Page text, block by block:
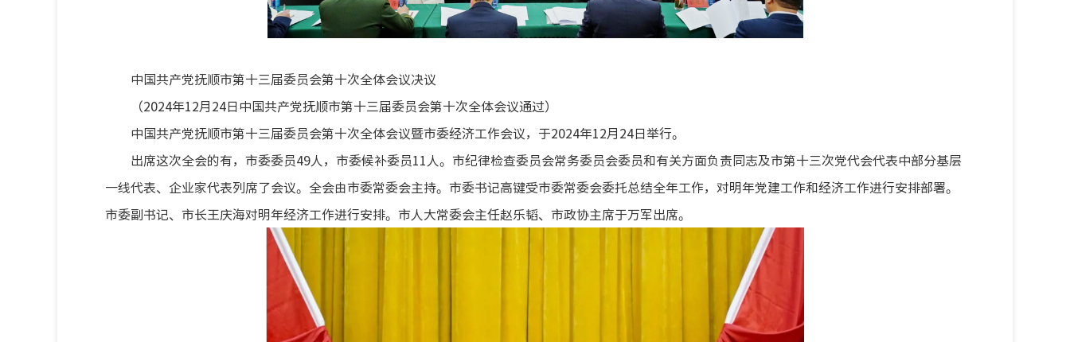
中国共产党抚顺市第十三届委员会第十次全体会议决议
（2024年12月24日中国共产党抚顺市第十三届委员会第十次全体会议通过）
中国共产党抚顺市第十三届委员会第十次全体会议暨市委经济工作会议，于2024年12月24日举行。
出席这次全会的有，市委委员49人，市委候补委员11人。市纪律检查委员会常务委员会委员和有关方面负责同志及市第十三次党代会代表中部分基层
一线代表、企业家代表列席了会议。全会由市委常委会主持。市委书记高键受市委常委会委托总结全年工作，对明年党建工作和经济工作进行安排部署。
市委副书记、市长王庆海对明年经济工作进行安排。市人大常委会主任赵乐韬、市政协主席于万军出席。